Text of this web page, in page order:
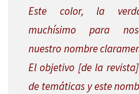
Este color, la
muchísimo para
nuestro nombre
El objetivo [de la
de temáticas y este